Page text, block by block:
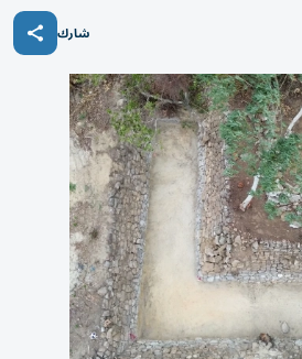
شارك